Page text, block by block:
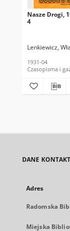
Nasze Drogi,
4
Lenkiewicz,
1931-04
Czasopisma i
DANE
Adres
Radomska
Miejska